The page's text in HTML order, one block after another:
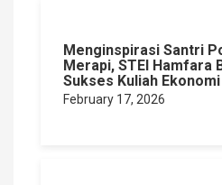
Menginspirasi Santri
Merapi, STEI Hamfara
Sukses Kuliah
February 17, 2026